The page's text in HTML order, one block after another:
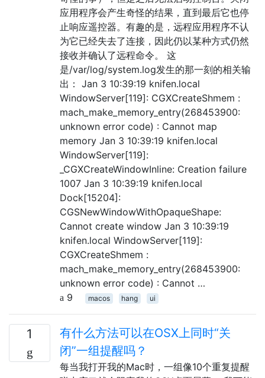
应用程序会产生奇怪的结果，直到最后它也停
止响应遥控器。有趣的是，远程应用程序不认
为它已经失去了连接，因此仍以某种方式仍然
接收并确认了远程命令。 这
是/var/log/system.log发生的那一刻的相关输
出： Jan 3 10:39:19 knifen.local
WindowServer[119]: CGXCreateShmem :
mach_make_memory_entry(268453900:
unknown error code) : Cannot map
memory Jan 3 10:39:19 knifen.local
WindowServer[119]:
_CGXCreateWindowInline: Creation failure
1007 Jan 3 10:39:19 knifen.local
Dock[15204]:
CGSNewWindowWithOpaqueShape:
Cannot create window Jan 3 10:39:19
knifen.local WindowServer[119]:
CGXCreateShmem :
mach_make_memory_entry(268453900:
unknown error code) : Cannot …
9
macos hang ui
1
有什么方法可以在OSX上同时“关
闭”一组提醒吗？
每当我打开我的Mac时，一组像10个重复提醒